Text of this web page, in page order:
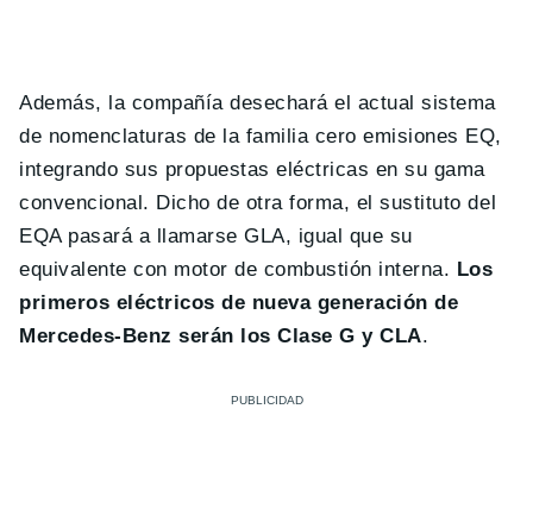
Además, la compañía desechará el actual sistema
de nomenclaturas de la familia cero emisiones EQ,
integrando sus propuestas eléctricas en su gama
convencional. Dicho de otra forma, el sustituto del
EQA pasará a llamarse GLA, igual que su
equivalente con motor de combustión interna. Los
primeros eléctricos de nueva generación de
Mercedes-Benz serán los Clase G y CLA.